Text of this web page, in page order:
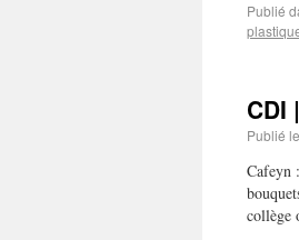
Publié
CDI
Publié le
Cafeyn
collège